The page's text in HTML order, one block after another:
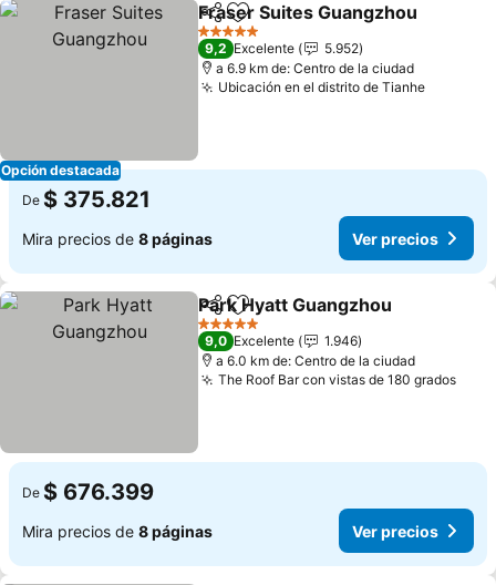
Opción destacada
CompartirAgregar a favoritos
Fraser Suites Guangzhou
5 Estrellas
9,2 Excelente
5.952
a 6.9 km de: Centro de la ciudad
Ubicación en el distrito de TianheVer
De $ 375.821
Mira precios de 8 páginas Ver precios
CompartirAgregar a favoritos
Park Hyatt Guangzhou
5 Estrellas
9,0 Excelente
1.946
a 6.0 km de: Centro de la ciudad
The Roof Bar con vistas de 180 gradosVer
De $ 676.399
Mira precios de 8 páginas Ver precios